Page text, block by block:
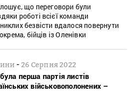
що переговори були
роботі всієї команди
безвісти вдалося повернути
бійців із Оленівки
-26 Серпня 2022
перша партія листів
військовополонених –